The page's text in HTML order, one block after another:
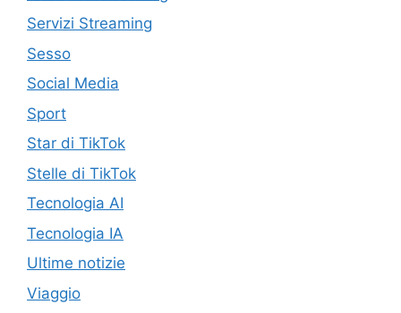
Servizi Streaming
Sesso
Social Media
Sport
Star di TikTok
Stelle di TikTok
Tecnologia AI
Tecnologia IA
Ultime notizie
Viaggio